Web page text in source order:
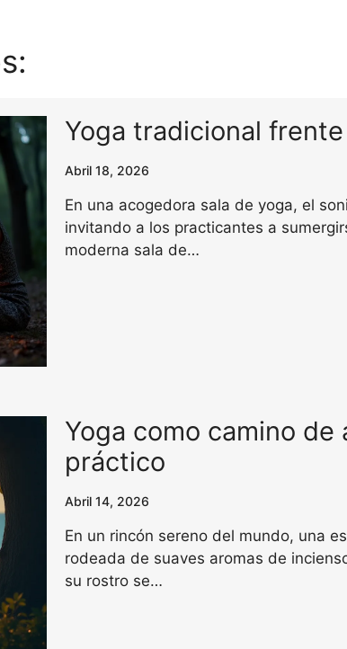
Yoga tradicional
Abril 18, 2026
En una acogedora sala de yoga, el
invitando a los practicantes a
moderna sala de…
Yoga como camino
práctico
Abril 14, 2026
En un rincón sereno del mundo, una
rodeada de suaves aromas de
su rostro se…